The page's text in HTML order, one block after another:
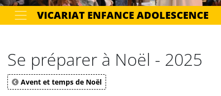
VICARIAT ENFANCE ADOLESCENCE
Se préparer à Noël - 2025
Avent et temps de Noël